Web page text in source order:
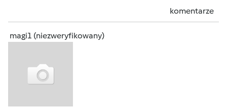
komentarze
magi1 (niezweryfikowany)